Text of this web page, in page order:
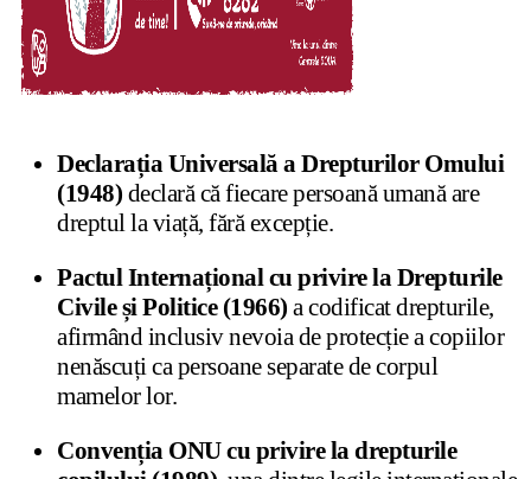
Declarația Universală a Drepturilor Omului
(1948) declară că fiecare persoană umană are
dreptul la viață, fără excepție.
Pactul Internațional cu privire la Drepturile
Civile și Politice (1966) a codificat drepturile,
afirmând inclusiv nevoia de protecție a copiilor
nenăscuți ca persoane separate de corpul
mamelor lor.
Convenția ONU cu privire la drepturile